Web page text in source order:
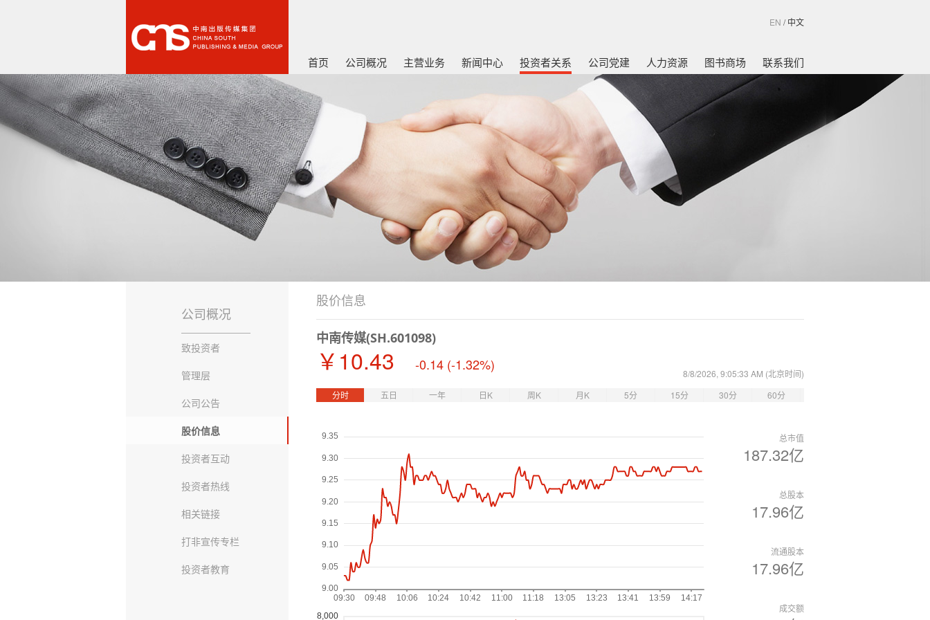
EN /中文
首页 公司概况 主营业务 新闻中心 投资者关系 公司党建 人力资源 图书商场 联系我们
公司概况
致投资者
管理层
公司公告
股价信息
投资者互动
投资者热线
相关链接
打非宣传专栏
投资者教育
股价信息
中南传媒(SH.601098)
￥10.43 -0.14 (-1.32%)
8/8/2026, 9:05:33 AM (北京时间)
分时
五日 一年 日K 周K 月K 5分 15分 30分 60分
总市值
187.32亿
总股本
17.96亿
流通股本
17.96亿
成交额